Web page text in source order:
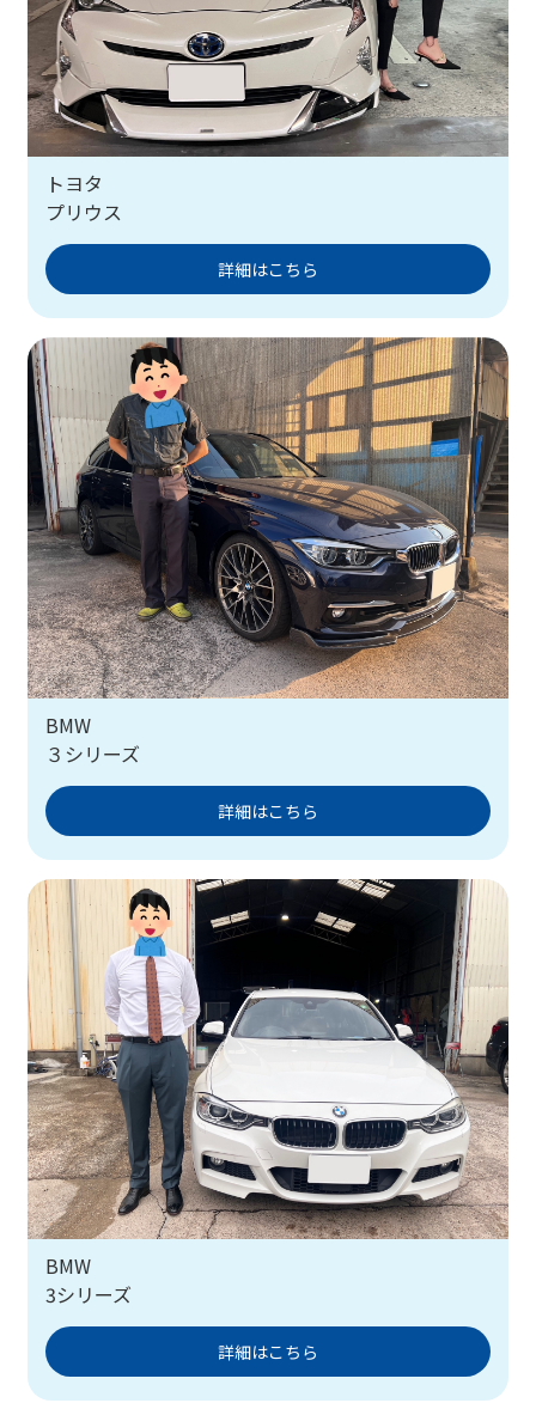
トヨタ
プリウス
詳細はこちら
BMW
３シリーズ
詳細はこちら
BMW
3シリーズ
詳細はこちら